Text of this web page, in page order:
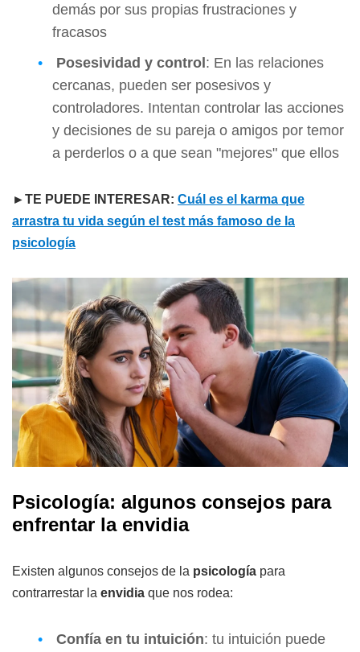
demás por sus propias frustraciones y
fracasos
Posesividad y control: En las relaciones
cercanas, pueden ser posesivos y
controladores. Intentan controlar las acciones
y decisiones de su pareja o amigos por temor
a perderlos o a que sean "mejores" que ellos
►TE PUEDE INTERESAR: Cuál es el karma que
arrastra tu vida según el test más famoso de la
psicología
Psicología: algunos consejos para
enfrentar la envidia
Existen algunos consejos de la psicología para
contrarrestar la envidia que nos rodea:
Confía en tu intuición: tu intuición puede